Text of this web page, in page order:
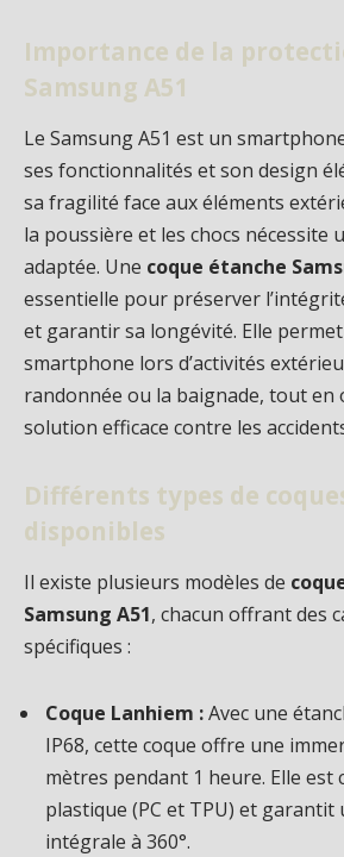
Importance de la
Samsung A51
Le Samsung A51 est un
ses fonctionnalités et son design
sa fragilité face aux éléments
la poussière et les chocs nécessite
adaptée. Une coque étanche
essentielle pour préserver
et garantir sa longévité. Elle
smartphone lors d’activités
randonnée ou la baignade, tout en
solution efficace contre les
Différents types de
disponibles
Il existe plusieurs modèles de
Samsung A51, chacun offrant des
spécifiques :
Coque Lanhiem :Avec une
IP68, cette coque offre une
mètres pendant 1 heure. Elle est
plastique (PC et TPU) et
intégrale à 360°.